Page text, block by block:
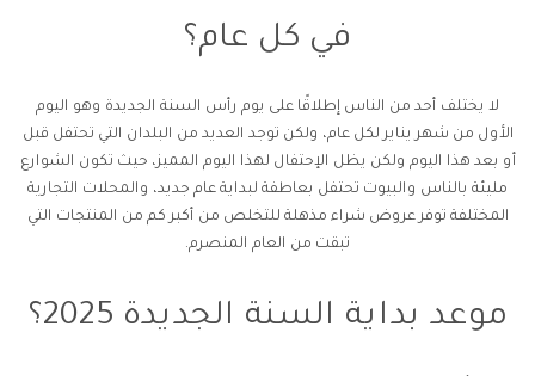
في كل عام؟
لا يختلف أحد من الناس إطلاقًا على يوم رأس السنة الجديدة وهو اليوم
الأول من شهر يناير لكل عام، ولكن توجد العديد من البلدان التي تحتفل قبل
أو بعد هذا اليوم ولكن يظل الإحتفال لهذا اليوم المميز، حيث تكون الشوارع
مليئة بالناس والبيوت تحتفل بعاطفة لبداية عام جديد، والمحلات التجارية
المختلفة توفر عروض شراء مذهلة للتخلص من أكبر كم من المنتجات التي
تبقت من العام المنصرم.
موعد بداية السنة الجديدة 2025؟